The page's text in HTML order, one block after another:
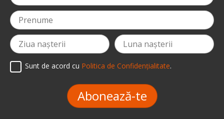
Sunt de acord cu Politica de Confidențialitate.
Abonează-te